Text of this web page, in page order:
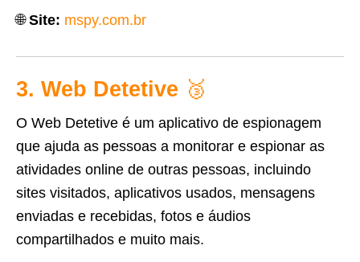
🌐Site: mspy.com.br
3. Web Detetive 🥉
O Web Detetive é um aplicativo de espionagem
que ajuda as pessoas a monitorar e espionar as
atividades online de outras pessoas, incluindo
sites visitados, aplicativos usados, mensagens
enviadas e recebidas, fotos e áudios
compartilhados e muito mais.